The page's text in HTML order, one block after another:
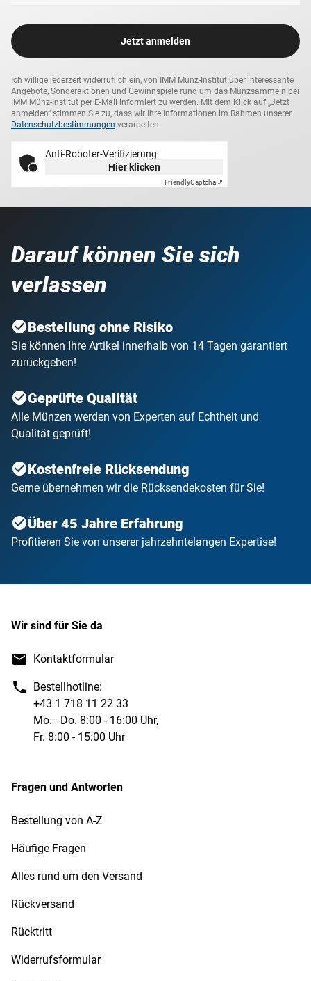
Jetzt anmelden
Ich willige jederzeit widerruflich ein, von IMM Münz-Institut über interessante
Angebote, Sonderaktionen und Gewinnspiele rund um das Münzsammeln bei
IMM Münz-Institut per E-Mail informiert zu werden. Mit dem Klick auf „Jetzt
anmelden“ stimmen Sie zu, dass wir Ihre Informationen im Rahmen unserer
Datenschutzbestimmungen verarbeiten.
Anti-Roboter-Verifizierung
Hier klicken
FriendlyCaptcha ⇗
Darauf können Sie sich
verlassen
Bestellung ohne Risiko
Sie können Ihre Artikel innerhalb von 14 Tagen garantiert
zurückgeben!
Geprüfte Qualität
Alle Münzen werden von Experten auf Echtheit und
Qualität geprüft!
Kostenfreie Rücksendung
Gerne übernehmen wir die Rücksendekosten für Sie!
Über 45 Jahre Erfahrung
Profitieren Sie von unserer jahrzehntelangen Expertise!
Wir sind für Sie da
Kontaktformular
Bestellhotline:
+43 1 718 11 22 33
Mo. - Do. 8:00 - 16:00 Uhr,
Fr. 8:00 - 15:00 Uhr
Fragen und Antworten
Bestellung von A-Z
Häufige Fragen
Alles rund um den Versand
Rückversand
Rücktritt
Widerrufsformular